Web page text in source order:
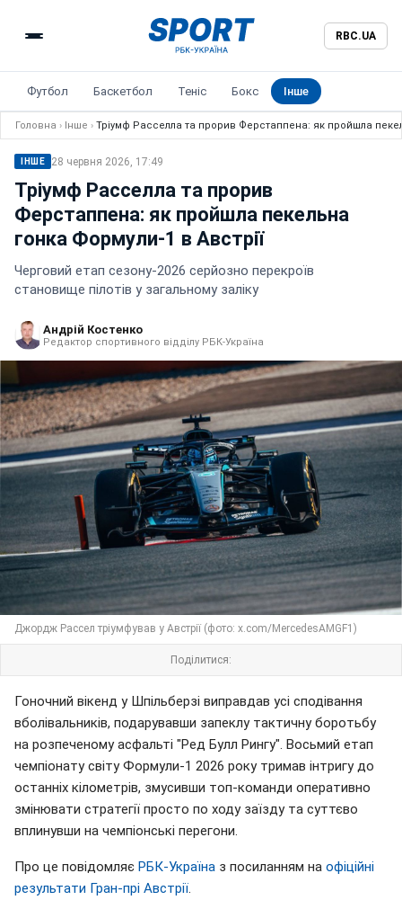
RBC.UA
Футбол Баскетбол Теніс Бокс Інше
Головна › Інше › Тріумф Расселла та прорив Ферстаппена: як пройшла
ІНШЕ 28 червня 2026, 17:49
Тріумф Расселла та прорив
Ферстаппена: як пройшла пекельна
гонка Формули-1 в Австрії
Черговий етап сезону-2026 серйозно перекроїв
становище пілотів у загальному заліку
Андрій Костенко
Редактор спортивного відділу РБК-Україна
Джордж Рассел тріумфував у Австрії (фото: x.com/MercedesAMGF1)
Поділитися:
Гоночний вікенд у Шпільберзі виправдав усі сподівання
вболівальників, подарувавши запеклу тактичну боротьбу
на розпеченому асфальті "Ред Булл Рингу". Восьмий етап
чемпіонату світу Формули-1 2026 року тримав інтригу до
останніх кілометрів, змусивши топ-команди оперативно
змінювати стратегії просто по ходу заїзду та суттєво
вплинувши на чемпіонські перегони.
Про це повідомляє РБК-Україна з посиланням на офіційні
результати Гран-прі Австрії